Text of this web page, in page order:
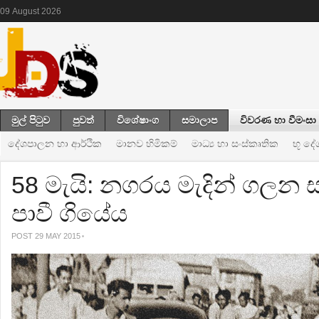
09 August 2026
මුල් පිටුව පුවත් විශේෂාංග සමාලාප විවරණ හා වීමංසා
දේශපාලන හා ආර්ථික මානව හිමිකම් මාධ්‍ය හා සංස්කෘතික භූ
58 මැයි: නගරය මැදින්
පාවී ගියේය
POST 29 MAY 2015